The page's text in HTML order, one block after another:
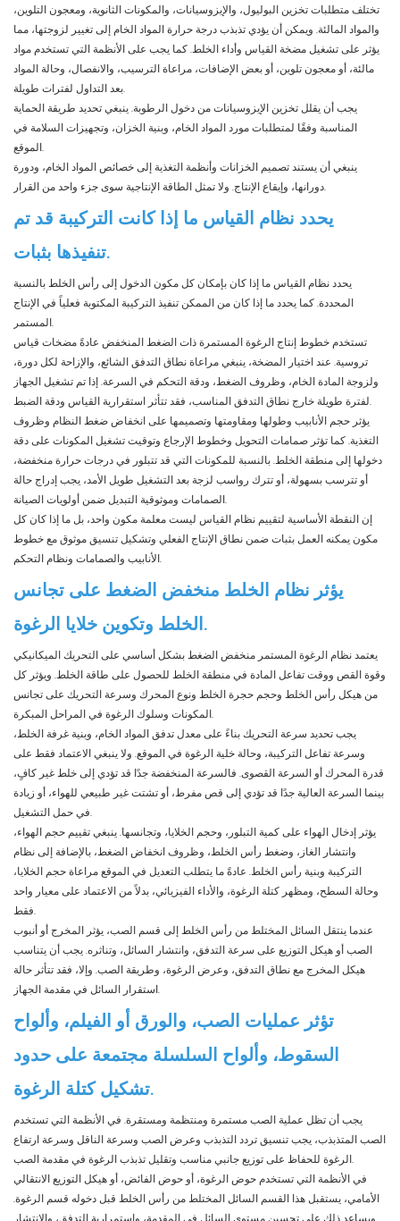
تختلف متطلبات تخزين البوليول، والإيزوسيانات، والمكونات الثانوية، ومعجون التلوين،
والمواد المالئة. ويمكن أن يؤدي تذبذب درجة حرارة المواد الخام إلى تغيير لزوجتها، مما
يؤثر على تشغيل مضخة القياس وأداء الخلط. كما يجب على الأنظمة التي تستخدم مواد
مالئة، أو معجون تلوين، أو بعض الإضافات، مراعاة الترسيب، والانفصال، وحالة المواد
بعد التداول لفترات طويلة.
يجب أن يقلل تخزين الإيزوسيانات من دخول الرطوبة. ينبغي تحديد طريقة الحماية
المناسبة وفقًا لمتطلبات مورد المواد الخام، وبنية الخزان، وتجهيزات السلامة في
الموقع.
ينبغي أن يستند تصميم الخزانات وأنظمة التغذية إلى خصائص المواد الخام، ودورة
دورانها، وإيقاع الإنتاج. ولا تمثل الطاقة الإنتاجية سوى جزء واحد من القرار.
يحدد نظام القياس ما إذا كانت التركيبة قد تم
تنفيذها بثبات.
يحدد نظام القياس ما إذا كان بإمكان كل مكون الدخول إلى رأس الخلط بالنسبة
المحددة. كما يحدد ما إذا كان من الممكن تنفيذ التركيبة المكتوبة فعلياً في الإنتاج
المستمر.
تستخدم خطوط إنتاج الرغوة المستمرة ذات الضغط المنخفض عادةً مضخات قياس
تروسية. عند اختيار المضخة، ينبغي مراعاة نطاق التدفق الشائع، والإزاحة لكل دورة،
ولزوجة المادة الخام، وظروف الضغط، ودقة التحكم في السرعة. إذا تم تشغيل الجهاز
لفترة طويلة خارج نطاق التدفق المناسب، فقد تتأثر استقرارية القياس ودقة الضبط.
يؤثر حجم الأنابيب وطولها ومقاومتها وتصميمها على انخفاض ضغط النظام وظروف
التغذية. كما تؤثر صمامات التحويل وخطوط الإرجاع وتوقيت تشغيل المكونات على دقة
دخولها إلى منطقة الخلط. بالنسبة للمكونات التي قد تتبلور في درجات حرارة منخفضة،
أو تترسب بسهولة، أو تترك رواسب لزجة بعد التشغيل طويل الأمد، يجب إدراج حالة
الصمامات وموثوقية التبديل ضمن أولويات الصيانة.
إن النقطة الأساسية لتقييم نظام القياس ليست معلمة مكون واحد، بل ما إذا كان كل
مكون يمكنه العمل بثبات ضمن نطاق الإنتاج الفعلي وتشكيل تنسيق موثوق مع خطوط
الأنابيب والصمامات ونظام التحكم.
يؤثر نظام الخلط منخفض الضغط على تجانس
الخلط وتكوين خلايا الرغوة.
يعتمد نظام الرغوة المستمر منخفض الضغط بشكل أساسي على التحريك الميكانيكي
وقوة القص ووقت تفاعل المادة في منطقة الخلط للحصول على طاقة الخلط. ويؤثر كل
من هيكل رأس الخلط وحجم حجرة الخلط ونوع المحرك وسرعة التحريك على تجانس
المكونات وسلوك الرغوة في المراحل المبكرة.
يجب تحديد سرعة التحريك بناءً على معدل تدفق المواد الخام، وبنية غرفة الخلط،
وسرعة تفاعل التركيبة، وحالة خلية الرغوة في الموقع. ولا ينبغي الاعتماد فقط على
قدرة المحرك أو السرعة القصوى. فالسرعة المنخفضة جدًا قد تؤدي إلى خلط غير كافٍ،
بينما السرعة العالية جدًا قد تؤدي إلى قص مفرط، أو تشتت غير طبيعي للهواء، أو زيادة
في حمل التشغيل.
يؤثر إدخال الهواء على كمية التبلور، وحجم الخلايا، وتجانسها. ينبغي تقييم حجم الهواء،
وانتشار الغاز، وضغط رأس الخلط، وظروف انخفاض الضغط، بالإضافة إلى نظام
التركيبة وبنية رأس الخلط. عادةً ما يتطلب التعديل في الموقع مراعاة حجم الخلايا،
وحالة السطح، ومظهر كتلة الرغوة، والأداء الفيزيائي، بدلاً من الاعتماد على معيار واحد
فقط.
عندما ينتقل السائل المختلط من رأس الخلط إلى قسم الصب، يؤثر المخرج أو أنبوب
الصب أو هيكل التوزيع على سرعة التدفق، وانتشار السائل، وتناثره. يجب أن يتناسب
هيكل المخرج مع نطاق التدفق، وعرض الرغوة، وطريقة الصب. وإلا، فقد تتأثر حالة
استقرار السائل في مقدمة الجهاز.
تؤثر عمليات الصب، والورق أو الفيلم، وألواح
السقوط، وألواح السلسلة مجتمعة على حدود
تشكيل كتلة الرغوة.
يجب أن تظل عملية الصب مستمرة ومنتظمة ومستقرة. في الأنظمة التي تستخدم
الصب المتذبذب، يجب تنسيق تردد التذبذب وعرض الصب وسرعة الناقل وسرعة ارتفاع
الرغوة للحفاظ على توزيع جانبي مناسب وتقليل تذبذب الرغوة في مقدمة الصب.
في الأنظمة التي تستخدم حوض الرغوة، أو حوض الفائض، أو هيكل التوزيع الانتقالي
الأمامي، يستقبل هذا القسم السائل المختلط من رأس الخلط قبل دخوله قسم الرغوة.
ويساعد ذلك على تحسين مستوى السائل في المقدمة، واستمرارية التدفق، والانتشار